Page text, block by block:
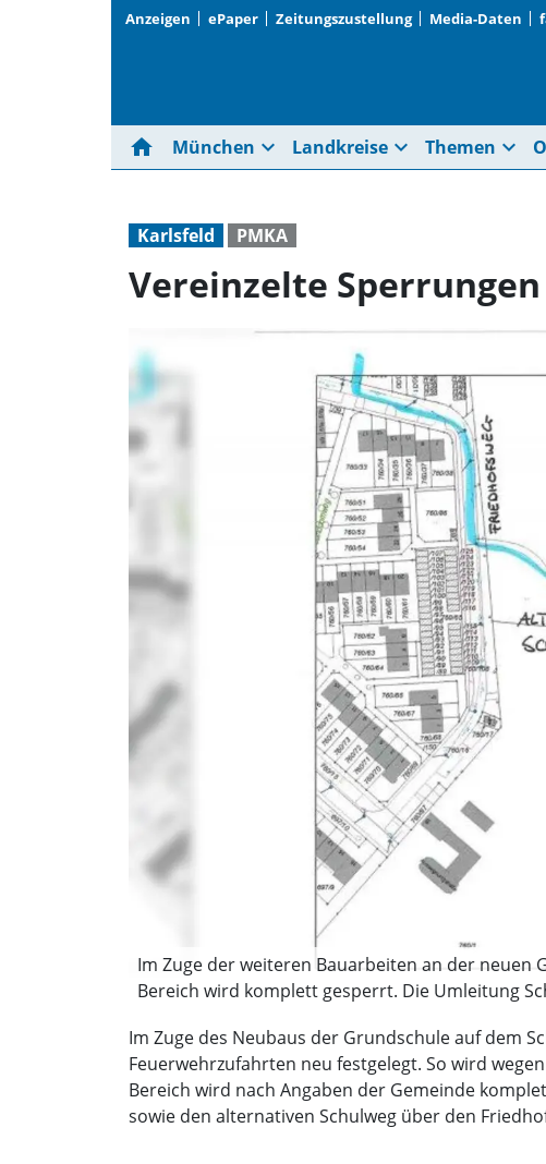
Anzeigen ePaper Zeitungszustellung Media-Daten
home München expand_more Landkreise expand_more Themen expand_more
Karlsfeld PMKA
Vereinzelte Sperrungen
Im Zuge der weiteren Bauarbeiten an der neuen
Bereich wird komplett gesperrt. Die Umleitung
Im Zuge des Neubaus der Grundschule auf dem
Feuerwehrzufahrten neu festgelegt. So wird
Bereich wird nach Angaben der Gemeinde
sowie den alternativen Schulweg über den